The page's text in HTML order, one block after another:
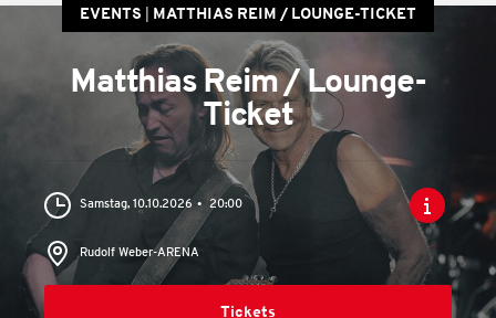
EVENTS MATTHIAS REIM / LOUNGE-TICKET
Matthias Reim / Lounge-
Ticket
Samstag, 10.10.2026 20:00
Rudolf Weber-ARENA
Tickets